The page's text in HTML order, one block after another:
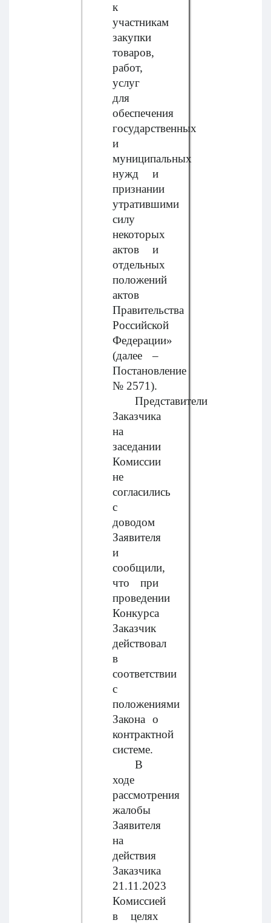
к
участникам
закупки
товаров,
работ,
услуг
для
обеспечения
государственных
и
муниципальных
нужд и
признании
утратившими
силу
некоторых
актов и
отдельных
положений
актов
Правительства
Российской
Федерации»
(далее –
Постановление
№ 2571).
Представители
Заказчика
на
заседании
Комиссии
не
согласились
с
доводом
Заявителя
и
сообщили,
что при
проведении
Конкурса
Заказчик
действовал
в
соответствии
с
положениями
Закона о
контрактной
системе.
В
ходе
рассмотрения
жалобы
Заявителя
на
действия
Заказчика
21.11.2023
Комиссией
в целях